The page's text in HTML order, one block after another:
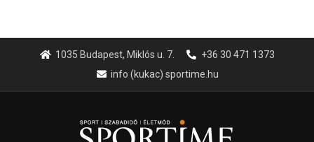
1035 Budapest, Miklós u. 7.
+36 30 471 1373
info (kukac) sportime.hu